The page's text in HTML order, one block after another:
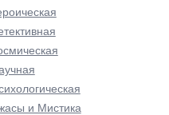
и Мистика